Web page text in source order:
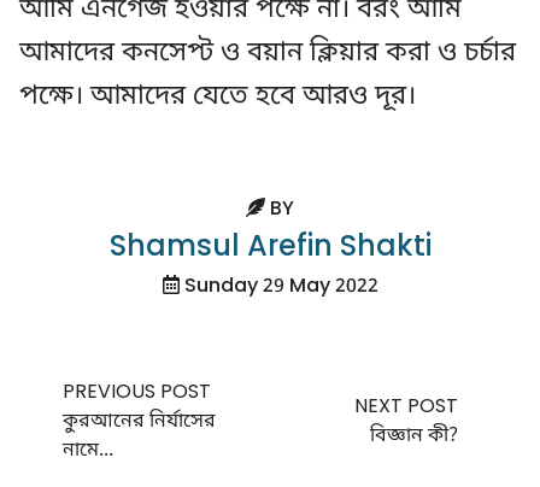
আমি এনগেজ হওয়ার পক্ষে না। বরং আমি
আমাদের কনসেপ্ট ও বয়ান ক্লিয়ার করা ও চর্চার
পক্ষে। আমাদের যেতে হবে আরও দূর।
BY
Shamsul Arefin Shakti
Sunday 29 May 2022
PREVIOUS POST
কুরআনের নির্যাসের
নামে...
NEXT POST
বিজ্ঞান কী?